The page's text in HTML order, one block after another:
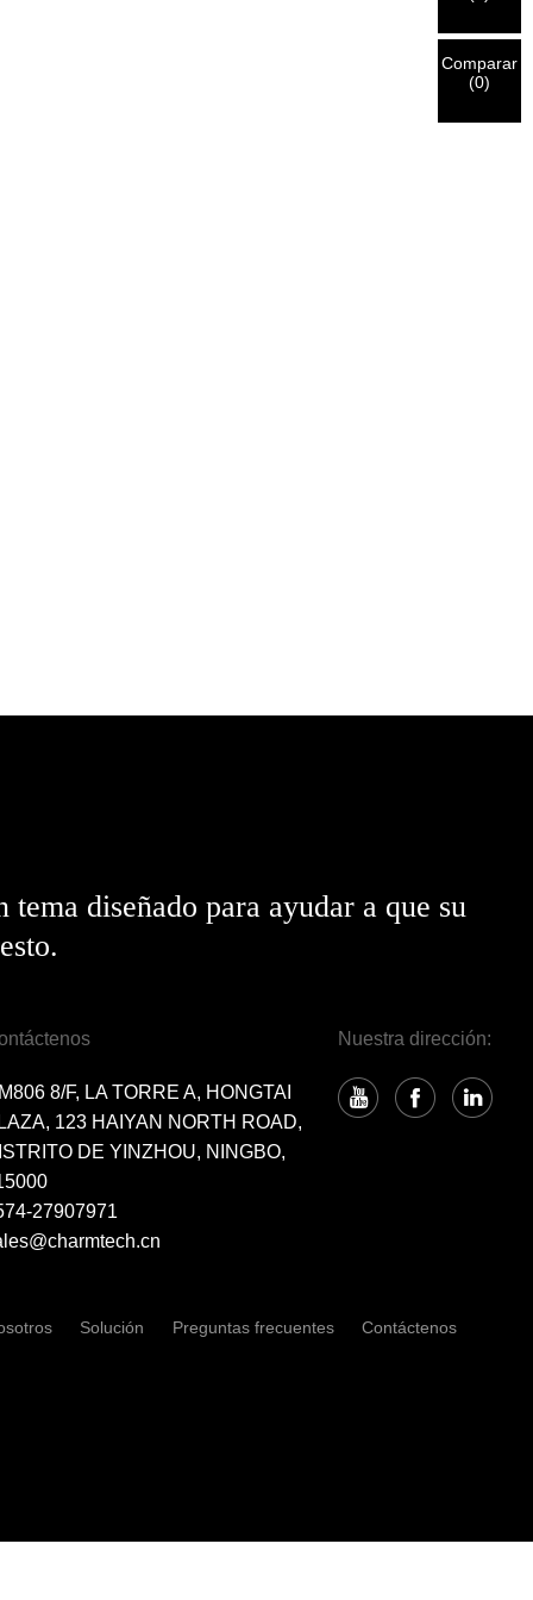
diseñado para ayudar a que su
8/F, LA TORRE A, HONGTAI
123 HAIYAN NORTH ROAD,
DE YINZHOU, NINGBO,
27907971
Nuestra dirección:
Solución Preguntas frecuentes Contáctenos
Comparar
(0)